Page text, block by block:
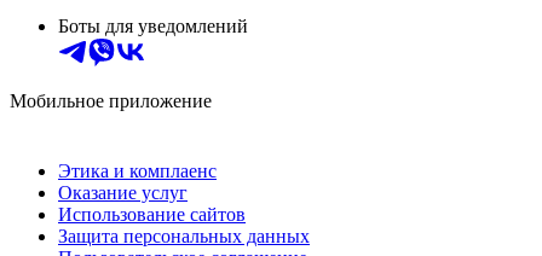
Боты для уведомлений
Мобильное приложение
Этика и комплаенс
Оказание услуг
Использование сайтов
Защита персональных данных